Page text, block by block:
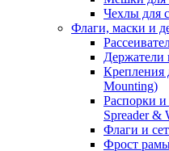
Чехлы для
Флаги, маски и
Держатели
Крепления
Mounting)
Распорки
Spreader &
Флаги и
Фрост